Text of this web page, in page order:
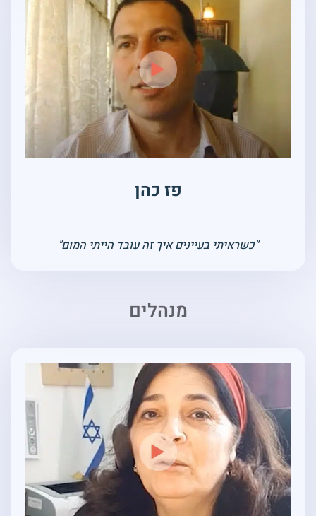
פז כהן
"כשראיתי בעיינים איך זה עובד הייתי המום"
מנהלים